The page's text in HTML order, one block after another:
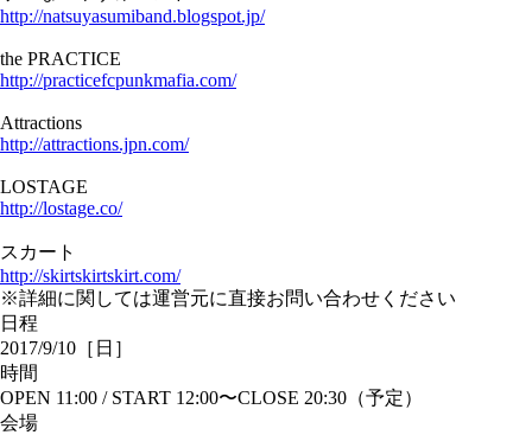
http://natsuyasumiband.blogspot.jp/
the PRACTICE
http://practicefcpunkmafia.com/
Attractions
http://attractions.jpn.com/
LOSTAGE
http://lostage.co/
スカート
http://skirtskirtskirt.com/
※詳細に関しては運営元に直接お問い合わせください
日程
2017/9/10［日］
時間
OPEN 11:00 / START 12:00〜CLOSE 20:30（予定）
会場